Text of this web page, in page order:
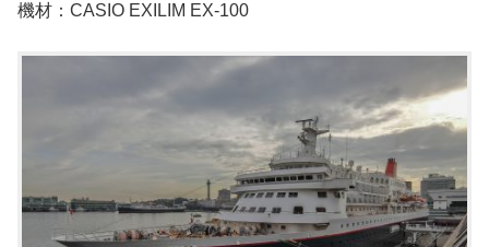
機材：CASIO EXILIM EX-100